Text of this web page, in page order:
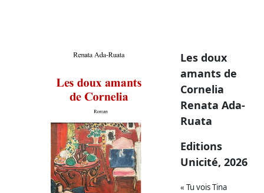
Les doux
amants de
Cornelia
Renata Ada-
Ruata
Editions
Unicité, 2026
« Tu vois Tina